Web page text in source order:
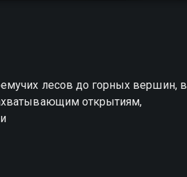
лесов до горных вершин, в
открытиям,